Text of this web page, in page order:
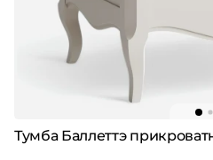
Тумба Баллеттэ